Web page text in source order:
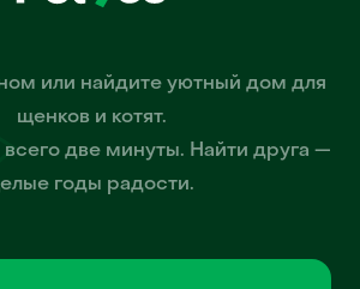
или найдите уютный дом для
щенков и котят.
две минуты. Найти друга —
годы радости.